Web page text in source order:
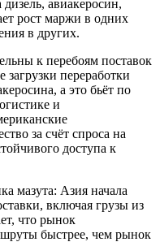
авиакеросин,
рост маржи в одних
в других.
к перебоям поставок
переработки
а это бьёт по
и
за счёт спроса на
доступа к
мазута: Азия начала
включая грузы из
что рынок
быстрее, чем рынок